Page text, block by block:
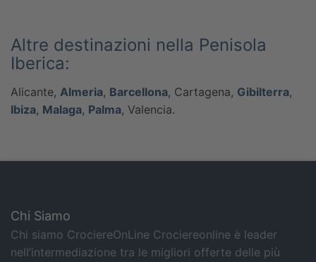
Altre destinazioni nella Penisola
Iberica:
Alicante, Almeria, Barcellona, Cartagena, Gibilterra,
Ibiza, Malaga, Palma, Valencia.
Chi Siamo
Chi siamo CrociereOnLine Crociereonline è leader
nell’intermediazione tra le migliori offerte delle più